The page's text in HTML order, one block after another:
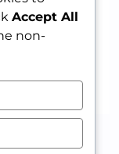
Accept All
non-